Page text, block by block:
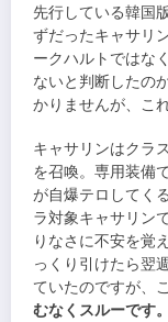
先行している韓国
ずだったキャサリ
ークハルトではな
ないと判断したの
かりませんが、こ
キャサリンはクラ
を召喚。専用装備
が自爆テロしてく
ラ対象キャサリン
りなさに不安を覚
っくり引けたら翌
ていたのですが、
むなくスルーです。